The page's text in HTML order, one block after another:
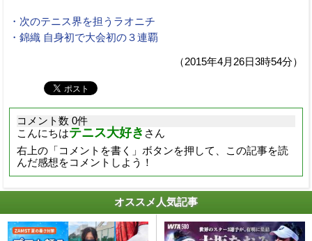
・次のテニス界を担うラオニチ
・錦織 自身初で大会初の３連覇
（2015年4月26日3時54分）
コメント数 0件
こんにちはテニス大好き さん
右上の「コメントを書く」ボタンを押して、この記事を読
んだ感想をコメントしよう！
オススメ人気記事